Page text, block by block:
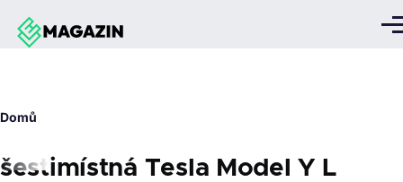
Přejít k hlavnímu obsahu
Domů
šestimístná Tesla Model Y L